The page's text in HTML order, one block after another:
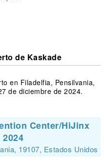
de Kaskade
en Filadelfia, Pensilvania,
de diciembre de 2024.
Center/HiJinx
19107, Estados Unidos